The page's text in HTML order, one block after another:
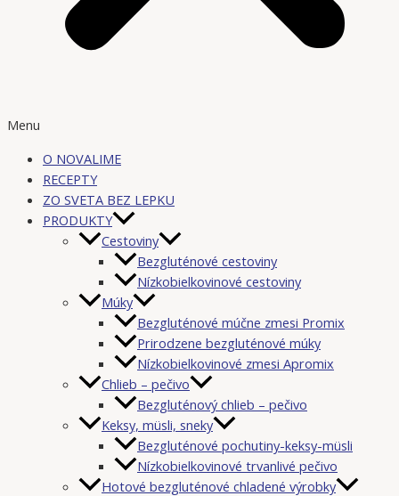
Menu
O NOVALIME
RECEPTY
ZO SVETA BEZ LEPKU
PRODUKTY
Cestoviny
Bezgluténové cestoviny
Nízkobielkovinové cestoviny
Múky
Bezgluténové múčne zmesi Promix
Prirodzene bezgluténové múky
Nízkobielkovinové zmesi Apromix
Chlieb – pečivo
Bezgluténový chlieb – pečivo
Keksy, müsli, sneky
Bezgluténové pochutiny-keksy-müsli
Nízkobielkovinové trvanlivé pečivo
Hotové bezgluténové chladené výrobky